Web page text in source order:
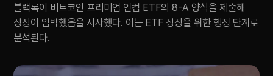
블랙록이 비트코인 프리미엄 인컴 ETF의 8-A 양식을 제출해
상장이 임박했음을 시사했다. 이는 ETF 상장을 위한 행정 단계로
분석된다.